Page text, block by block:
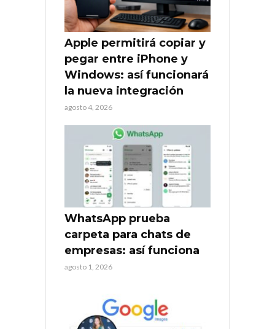
Apple permitirá copiar y
pegar entre iPhone y
Windows: así funcionará
la nueva integración
agosto 4, 2026
WhatsApp prueba
carpeta para chats de
empresas: así funciona
agosto 1, 2026